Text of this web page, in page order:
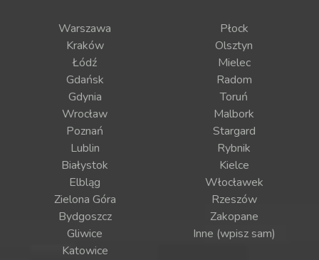
Warszawa
Kraków
Łódź
Gdańsk
Gdynia
Wrocław
Poznań
Lublin
Białystok
Elbląg
Zielona Góra
Bydgoszcz
Gliwice
Katowice
Płock
Olsztyn
Mielec
Radom
Toruń
Malbork
Stargard
Rybnik
Kielce
Włocławek
Rzeszów
Zakopane
Inne (wpisz sam)